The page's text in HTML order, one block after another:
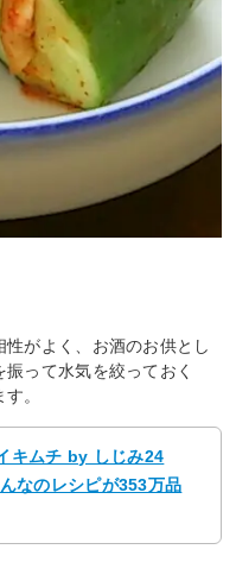
がよく、お酒のお供とし
って水気を絞っておく
。
キムチ by しじみ24
なのレシピが353万品